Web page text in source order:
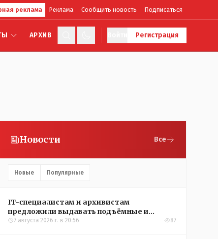
реклама Реклама Сообщить новость Подписаться
АРХИВ Регистрация
Новости Все
Новые Популярные
IT-специалистам и архивистам
предложили выдавать подъёмные и
кредиты на жильё в сёлах Казахстана
7 августа 2026 г. в 20:56 87